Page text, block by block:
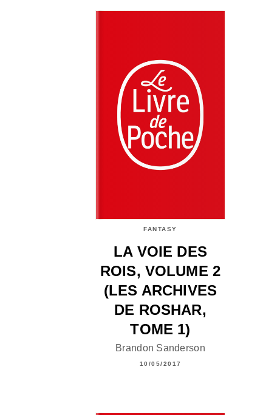
FANTASY
LA VOIE DES
ROIS, VOLUME 2
(LES ARCHIVES
DE ROSHAR,
TOME 1)
Brandon Sanderson
10/05/2017